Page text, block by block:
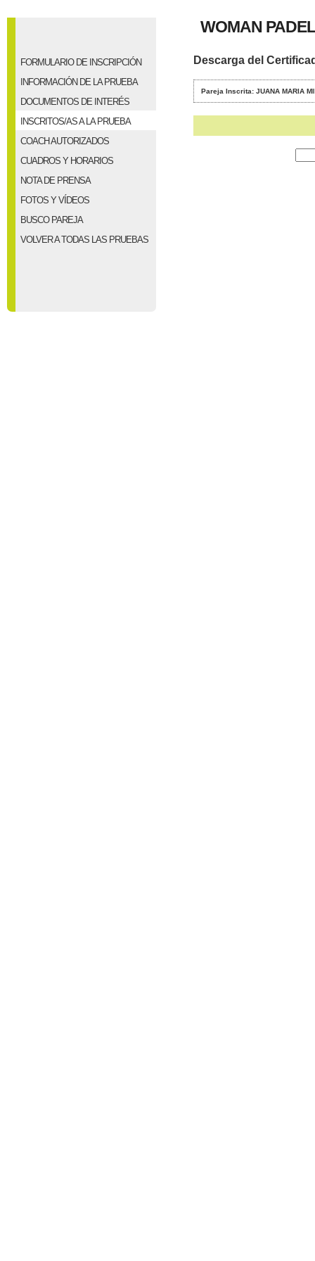
FORMULARIO DE INSCRIPCIÓN
INFORMACIÓN DE LA PRUEBA
DOCUMENTOS DE INTERÉS
INSCRITOS/AS A LA PRUEBA
COACH AUTORIZADOS
CUADROS Y HORARIOS
NOTA DE PRENSA
FOTOS Y VÍDEOS
BUSCO PAREJA
VOLVER A TODAS LAS PRUEBAS
WOMAN
Descarga del
Pareja Inscrita: JUANA MARIA